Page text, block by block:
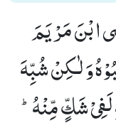
ابْنَ مَرْیَمَ
وَ لٰـكِنْ شُبِّهَ
لَفِیْ شَكٍّ مِّنْهُؕ-